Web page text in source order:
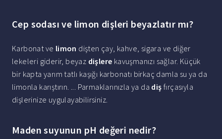
Cep sodası ve limon dişleri beyazlatır mı?
Karbonat ve limon dişten çay, kahve, sigara ve diğer
lekeleri giderir, beyaz dişlere kavuşmanızı sağlar. Küçük
bir kapta yarım tatlı kaşığı karbonatı birkaç damla su ya da
limonla karıştırın. ... Parmaklarınızla ya da diş fırçasıyla
dişlerinize uygulayabilirsiniz.
Maden suyunun pH değeri nedir?